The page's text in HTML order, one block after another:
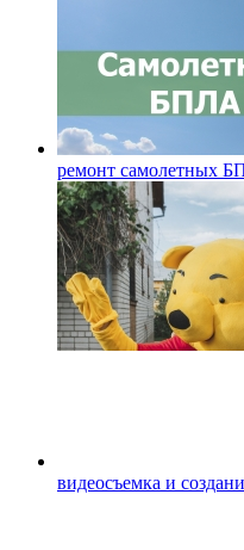
ремонт самолетных
видеосъемка и